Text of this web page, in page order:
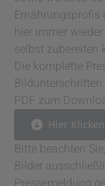
hier immer
selbst zubereiten
Die komplette
PDF zum
Hier Klicken
Bitte beachten
Bilder